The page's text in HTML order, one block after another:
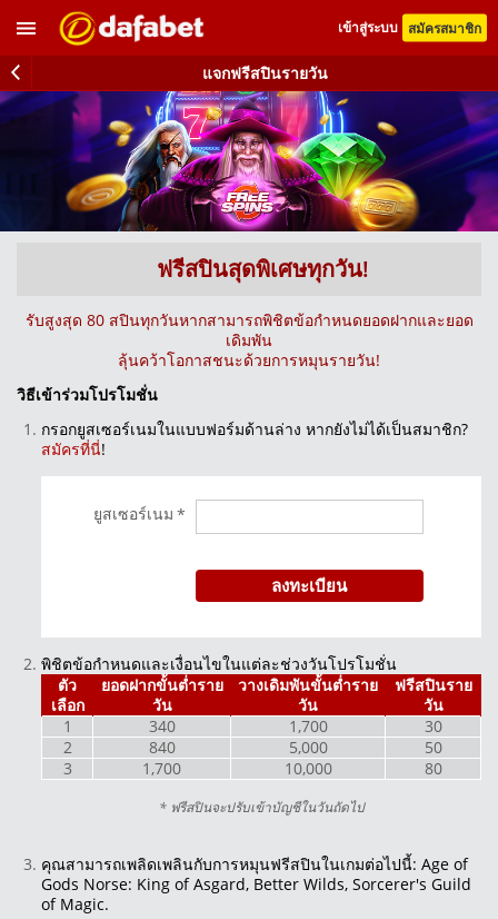
เข้าสู่ระบบ สมัครสมาชิก
แจกฟรีสปินรายวัน
ฟรีสปินสุดพิเศษทุกวัน!
รับสูงสุด 80 สปินทุกวันหากสามารถพิชิตข้อกำหนดยอดฝากและยอด
เดิมพัน
ลุ้นคว้าโอกาสชนะด้วยการหมุนรายวัน!
วิธีเข้าร่วมโปรโมชั่น
กรอกยูสเซอร์เนมในแบบฟอร์มด้านล่าง หากยังไม่ได้เป็นสมาชิก?
สมัครที่นี่!
ยูสเซอร์เนม *
ลงทะเบียน
พิชิตข้อกำหนดและเงื่อนไขในแต่ละช่วงวันโปรโมชั่น
ตัว
เลือก
ยอดฝากขั้นต่ำราย
วัน
วางเดิมพันขั้นต่ำราย
วัน
ฟรีสปินราย
วัน
1
340 1,700
30
2
840 5,000
50
3
1,700 10,000 80
* ฟรีสปินจะปรับเข้าบัญชีในวันถัดไป
คุณสามารถเพลิดเพลินกับการหมุนฟรีสปินในเกมต่อไปนี้: Age of
Gods Norse: King of Asgard, Better Wilds, Sorcerer's Guild
of Magic.